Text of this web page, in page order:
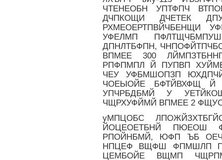
ЧТЕНЕОБН УПТФПЧ
ДЧПКОЩИ ДЧЕТЕК
РХМЕОЕРТПВЙЧБЕНЩИ
УФЕЛМП
ДПНЛТБФПН,
ВПМЕЕ 300
РПФПМПЛ Й ПУПВП
ЧЕУ УФБМШОПЗП
ЧОЕЫОЙЕ БФТЙВХФЩ Й
УПЧРБДБМЙ У
ЧЩРХУФЙМЙ ВПМЕЕ 2
уМПЦОБС
ЙОЦЕОЕТБНЙ ПЮЕОШ
РПОЙНБМЙ, ЮФП ЪБ
НПЦЕФ ВЩФШ ФПМШЛП
ЦЕМБОЙЕ ВЩМП